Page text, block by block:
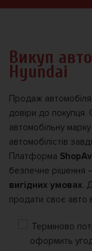
Викуп
Hyundai
Продаж автомобіля
довіри до
автомобільну
автомобілістів
Платформа
безпечне рішення
вигідних умовах.
продати своє авто